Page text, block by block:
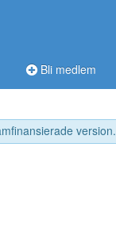
version.
Bli medlem